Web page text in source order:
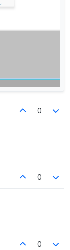
0
0
0